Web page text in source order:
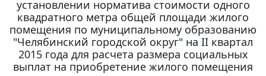
установлении норматива стоимости одного
квадратного метра общей площади жилого
помещения по муниципальному образованию
"Челябинский городской округ" на II квартал
2015 года для расчета размера социальных
выплат на приобретение жилого помещения